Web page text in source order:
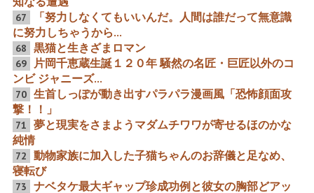
恵蔵の後に千恵蔵なし 東谷
義和のガーシーchの綾野
よ！真剣佑！柏木よ！御大
のNHKのアノ言葉を聞け
の生誕120年を祝ってい
た？ 2023年12月19日の深
夜３時台の劇場のアレ
『第90回米アカデミー賞』
映画評論家まさかの生放送
でチン○発言と無冠の生涯
帝王回避の瞬間
鉄道刑事ドラマ形成 定着し
概念
67
「努力しなくてもいいんだ。人間は誰だって無意識
に努力しちゃうから...
68 黒猫と生きざまロマン
69
片岡千恵蔵生誕１２０年 騒然の名匠・巨匠以外のコ
ンビ ジャニーズ...
70 生首しっぽが動き出すパラパラ漫画風「恐怖顔面攻
撃！！」
71
夢と現実をさまようマダムチワワが寄せるほのかな
純情
72
動物家族に加入した子猫ちゃんのお辞儀と足なめ、
寝転び
73
ナベタケ最大ギャップ珍成功例と彼女の胸部どアッ